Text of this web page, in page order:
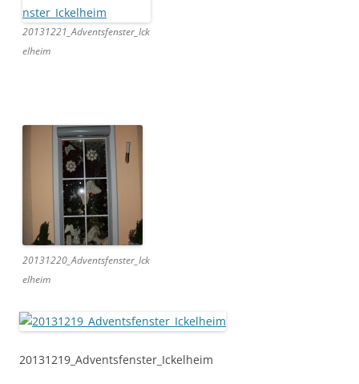
20131221_Adventsfenster_Ick
elheim
20131220_Adventsfenster_Ick
elheim
20131219_Adventsfenster_Ickelheim